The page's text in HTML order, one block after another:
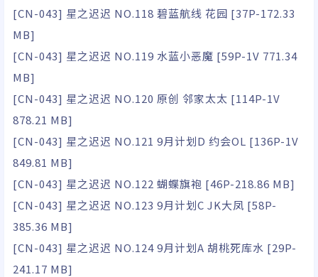
[CN-043] 星之迟迟 NO.118 碧蓝航线 花园 [37P-172.33
MB]
[CN-043] 星之迟迟 NO.119 水蓝小恶魔 [59P-1V 771.34
MB]
[CN-043] 星之迟迟 NO.120 原创 邻家太太 [114P-1V
878.21 MB]
[CN-043] 星之迟迟 NO.121 9月计划D 约会OL [136P-1V
849.81 MB]
[CN-043] 星之迟迟 NO.122 蝴蝶旗袍 [46P-218.86 MB]
[CN-043] 星之迟迟 NO.123 9月计划C JK大凤 [58P-
385.36 MB]
[CN-043] 星之迟迟 NO.124 9月计划A 胡桃死库水 [29P-
241.17 MB]